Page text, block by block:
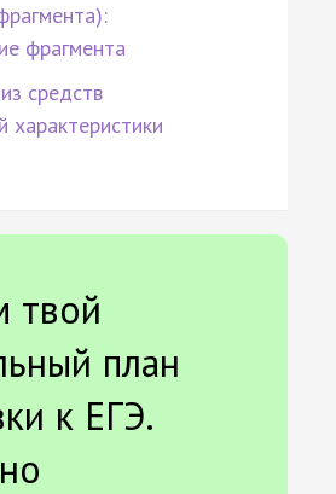
фрагмента
средств
характеристики
твой
план
к ЕГЭ.